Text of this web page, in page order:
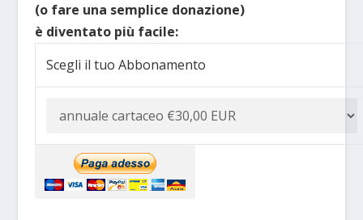
(o fare una semplice donazione)
è diventato più facile:
Scegli il tuo Abbonamento